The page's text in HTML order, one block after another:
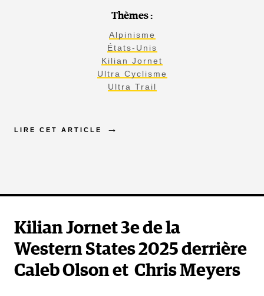
Thèmes :
Alpinisme
États-Unis
Kilian Jornet
Ultra Cyclisme
Ultra Trail
LIRE CET ARTICLE
Kilian Jornet 3e de la
Western States 2025 derrière
Caleb Olson et Chris Meyers